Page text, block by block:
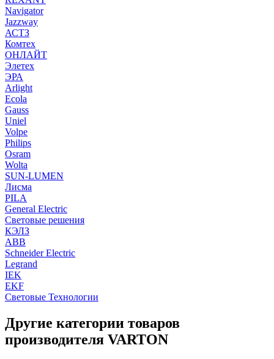
Navigator
Jazzway
АСТЗ
Комтех
ОНЛАЙТ
Элетех
ЭРА
Arlight
Ecola
Gauss
Uniel
Volpe
Philips
Osram
Wolta
SUN-LUMEN
Лисма
PILA
General Electric
Световые решения
КЭЛЗ
ABB
Schneider Electric
Legrand
IEK
EKF
Световые Технологии
Другие категории товаров
производителя VARTON